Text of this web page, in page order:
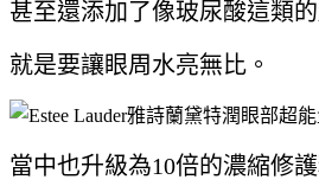
甚至還添加了像玻尿酸這類
就是要讓眼周水亮無比。
當中也升級為10倍的濃縮修